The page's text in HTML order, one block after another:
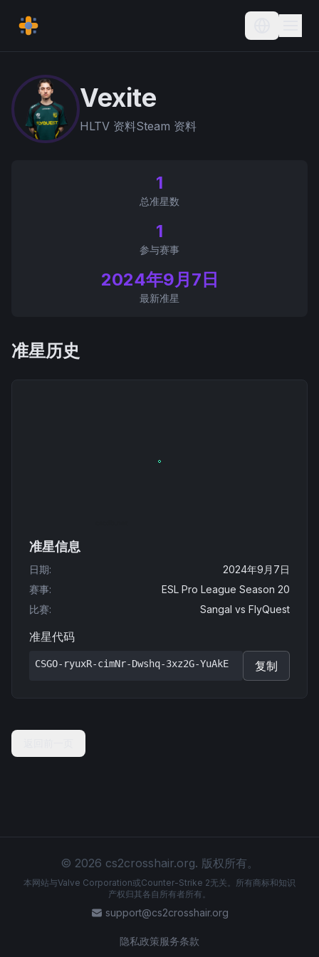
Current
Vexite
HLTV 资料Steam 资料
1
总准星数
1
参与赛事
2024年9月7日
最新准星
准星历史
准星信息
日期:
2024年9月7日
赛事:
ESL Pro League Season 20
比赛: Sangal vs FlyQuest
准星代码
CSGO-ryuxR-cimNr-Dwshq-3xz2G-YuAkE 复制
© 2026 cs2crosshair.org. 版权所有。
本网站与Valve Corporation或Counter-Strike 2无关。所有商标和知识
产权归其各自所有者所有。
support@cs2crosshair.org
隐私政策服务条款